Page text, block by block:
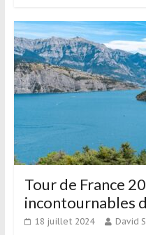
Tour de France
incontournables
18 juillet 2024 David